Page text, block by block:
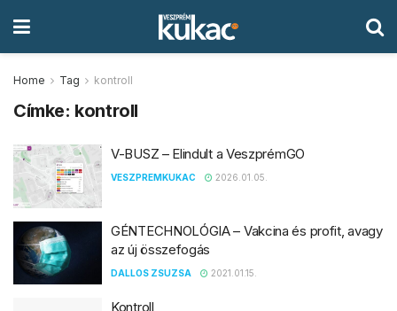
Home Tag kontroll
Címke: kontroll
V-BUSZ – Elindult a VeszprémGO
VESZPREMKUKAC 2026.01.05.
GÉNTECHNOLÓGIA – Vakcina és profit, avagy
az új összefogás
DALLOS ZSUZSA 2021.01.15.
Kontroll